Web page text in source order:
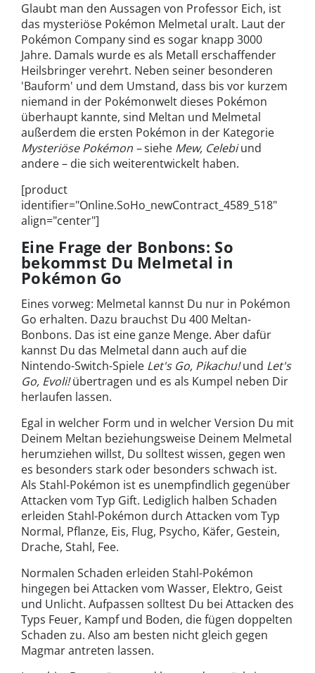
Glaubt man den Aussagen von Professor Eich, ist
das mysteriöse Pokémon Melmetal uralt. Laut der
Pokémon Company sind es sogar knapp 3000
Jahre. Damals wurde es als Metall erschaffender
Heilsbringer verehrt. Neben seiner besonderen
'Bauform' und dem Umstand, dass bis vor kurzem
niemand in der Pokémonwelt dieses Pokémon
überhaupt kannte, sind Meltan und Melmetal
außerdem die ersten Pokémon in der Kategorie
Mysteriöse Pokémon –siehe Mew, Celebiund
andere – die sich weiterentwickelt haben.
[product
identifier="Online.SoHo_newContract_4589_518"
align="center"]
Eine Frage der Bonbons: So
bekommst Du Melmetal in
Pokémon Go
Eines vorweg: Melmetal kannst Du nur in Pokémon
Go erhalten. Dazu brauchst Du 400 Meltan-
Bonbons. Das ist eine ganze Menge. Aber dafür
kannst Du das Melmetal dann auch auf die
Nintendo-Switch-Spiele Let's Go, Pikachu!und Let's
Go, Evoli!übertragen und es als Kumpel neben Dir
herlaufen lassen.
Egal in welcher Form und in welcher Version Du mit
Deinem Meltan beziehungsweise Deinem Melmetal
herumziehen willst, Du solltest wissen, gegen wen
es besonders stark oder besonders schwach ist.
Als Stahl-Pokémon ist es unempfindlich gegenüber
Attacken vom Typ Gift. Lediglich halben Schaden
erleiden Stahl-Pokémon durch Attacken vom Typ
Normal, Pflanze, Eis, Flug, Psycho, Käfer, Gestein,
Drache, Stahl, Fee.
Normalen Schaden erleiden Stahl-Pokémon
hingegen bei Attacken vom Wasser, Elektro, Geist
und Unlicht. Aufpassen solltest Du bei Attacken des
Typs Feuer, Kampf und Boden, die fügen doppelten
Schaden zu. Also am besten nicht gleich gegen
Magmar antreten lassen.